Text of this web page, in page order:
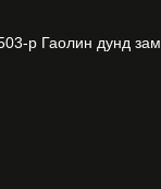
р Гаолин дунд зам,